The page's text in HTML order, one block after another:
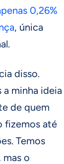
0,26%
, única
disso.
a minha ideia
de quem
fizemos até
Temos
o